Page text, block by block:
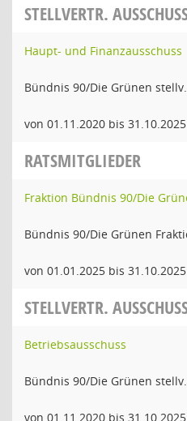
STELLVERTR.
Haupt- und Finanzausschuss
Bündnis 90/Die Grünen
von 01.11.2020 bis 31.10.2025
RATSMITGLIEDER
Fraktion Bündnis 90/Die
Bündnis 90/Die Grünen
von 01.01.2025 bis 31.10.2025
STELLVERTR.
Betriebsausschuss
Bündnis 90/Die Grünen
von 01.11.2020 bis 31.10.2025